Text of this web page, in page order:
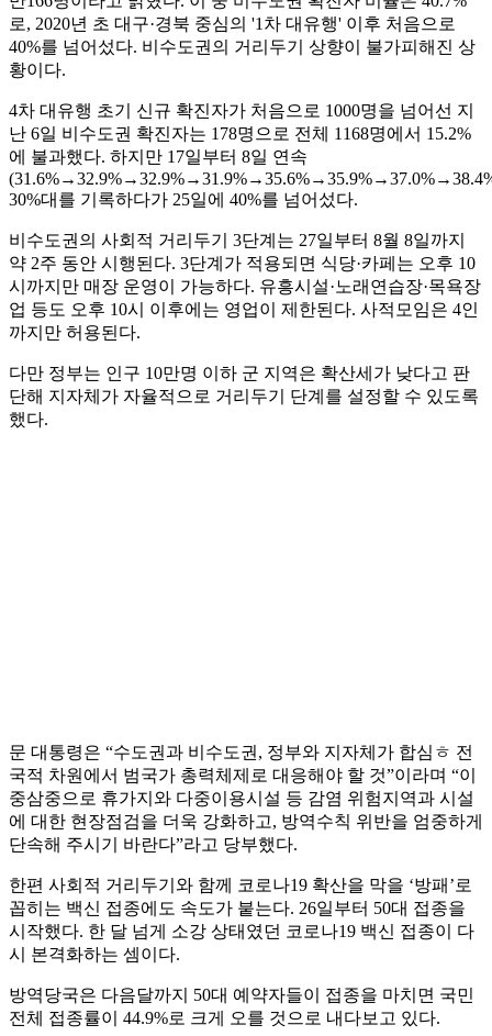
로, 2020년 초 대구·경북 중심의 '1차 대유행' 이후 처음으로
40%를 넘어섰다. 비수도권의 거리두기 상향이 불가피해진 상
황이다.
4차 대유행 초기 신규 확진자가 처음으로 1000명을 넘어선 지
난 6일 비수도권 확진자는 178명으로 전체 1168명에서 15.2%
에 불과했다. 하지만 17일부터 8일 연속
30%대를 기록하다가 25일에 40%를 넘어섰다.
비수도권의 사회적 거리두기 3단계는 27일부터 8월 8일까지
약 2주 동안 시행된다. 3단계가 적용되면 식당·카페는 오후 10
시까지만 매장 운영이 가능하다. 유흥시설·노래연습장·목욕장
업 등도 오후 10시 이후에는 영업이 제한된다. 사적모임은 4인
까지만 허용된다.
다만 정부는 인구 10만명 이하 군 지역은 확산세가 낮다고 판
단해 지자체가 자율적으로 거리두기 단계를 설정할 수 있도록
했다.
문 대통령은 “수도권과 비수도권, 정부와 지자체가 합심ㅎ 전
국적 차원에서 범국가 총력체제로 대응해야 할 것”이라며 “이
중삼중으로 휴가지와 다중이용시설 등 감염 위험지역과 시설
에 대한 현장점검을 더욱 강화하고, 방역수칙 위반을 엄중하게
단속해 주시기 바란다”라고 당부했다.
한편 사회적 거리두기와 함께 코로나19 확산을 막을 ‘방패’로
꼽히는 백신 접종에도 속도가 붙는다. 26일부터 50대 접종을
시작했다. 한 달 넘게 소강 상태였던 코로나19 백신 접종이 다
시 본격화하는 셈이다.
방역당국은 다음달까지 50대 예약자들이 접종을 마치면 국민
전체 접종률이 44.9%로 크게 오를 것으로 내다보고 있다.